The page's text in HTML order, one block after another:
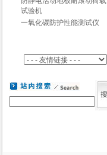
试验机
一氧化碳防护性能测试仪